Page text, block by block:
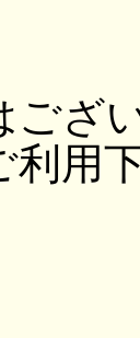
ござ
利用